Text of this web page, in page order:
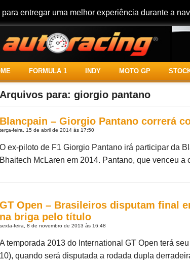
entregar uma melhor experiência durante a
FORMULA 1 INDY MOTO GP
Arquivos para: giorgio pantano
Blancpain – Giorgio Pantano correrá
terça-feira, 15 de abril de 2014 às 17:50
O ex-piloto de F1 Giorgio Pantano irá participar da
Bhaitech McLaren em 2014. Pantano, que venceu a
GT Open – Brasileiros disputam final
na briga pelo título
sexta-feira, 8 de novembro de 2013 às 16:48
A temporada 2013 do International GT Open terá
10), quando será disputada a rodada dupla